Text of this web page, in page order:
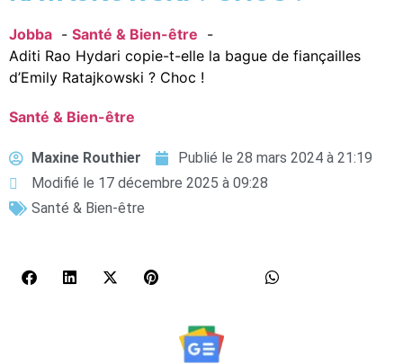
Jobba
Santé & Bien-être
Aditi Rao Hydari copie-t-elle la bague de fiançailles
d’Emily Ratajkowski ? Choc !
Santé & Bien-être
Maxine Routhier Publié le 28 mars 2024 à 21:19
Modifié le 17 décembre 2025 à 09:28
Santé & Bien-être